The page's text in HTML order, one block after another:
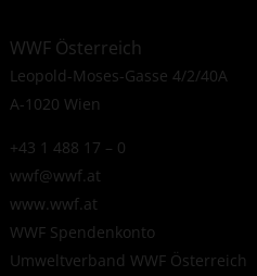
WWF Österreich
Leopold-Moses-Gasse 4/2/40A
A-1020 Wien
+43 1 488 17 – 0
wwf@wwf.at
www.wwf.at
WWF Spendenkonto
Umweltverband WWF Österreich